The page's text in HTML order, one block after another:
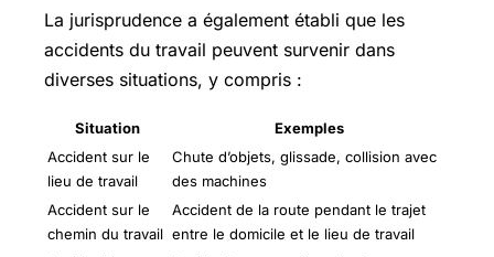
La jurisprudence a également établi que les
accidents du travail peuvent survenir dans
diverses situations, y compris :
Situation
Exemples
Accident sur le
lieu de travail
Chute d’objets, glissade, collision avec
des machines
Accident sur le
chemin du travail
Accident de la route pendant le trajet
entre le domicile et le lieu de travail